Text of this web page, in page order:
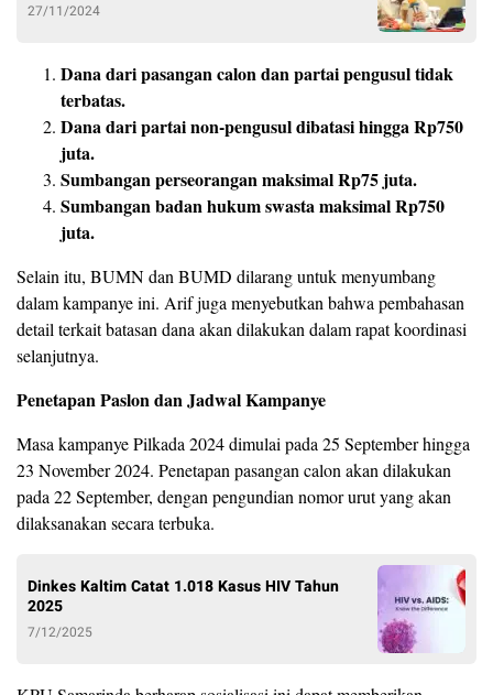
27/11/2024
Dana dari pasangan calon dan partai pengusul tidak
terbatas.
Dana dari partai non-pengusul dibatasi hingga Rp750
juta.
Sumbangan perseorangan maksimal Rp75 juta.
Sumbangan badan hukum swasta maksimal Rp750
juta.
Selain itu, BUMN dan BUMD dilarang untuk menyumbang
dalam kampanye ini. Arif juga menyebutkan bahwa pembahasan
detail terkait batasan dana akan dilakukan dalam rapat koordinasi
selanjutnya.
Penetapan Paslon dan Jadwal Kampanye
Masa kampanye Pilkada 2024 dimulai pada 25 September hingga
23 November 2024. Penetapan pasangan calon akan dilakukan
pada 22 September, dengan pengundian nomor urut yang akan
dilaksanakan secara terbuka.
Dinkes Kaltim Catat 1.018 Kasus HIV Tahun
2025
7/12/2025